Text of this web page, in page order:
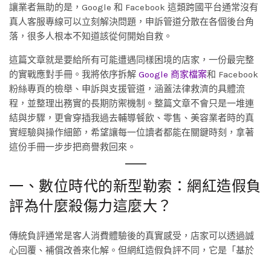
讓業者無助的是，Google 和 Facebook 這類跨國平台通常沒有
真人客服專線可以立刻解決問題，申訴管道分散在各個後台角
落，很多人根本不知道該從何開始自救。
這篇文章就是要給所有可能遭遇同樣困境的店家，一份最完整
的實戰應對手冊。我將依序拆解 Google 商家檔案和 Facebook
粉絲專頁的檢舉、申訴與支援管道，涵蓋法律救濟的具體流
程，並整理出務實的長期防禦機制。整篇文章不會只是一堆連
結與步驟，更會穿插我過去輔導餐飲、零售、美容業者時的真
實經驗與操作細節，希望讓每一位讀者都能在關鍵時刻，拿著
這份手冊一步步把商譽救回來。
一、數位時代的新型勒索：網紅造假負
評為什麼殺傷力這麼大？
傳統負評通常是客人消費體驗後的真實感受，店家可以透過誠
心回覆、補償改善來化解。但網紅造假負評不同，它是「基於